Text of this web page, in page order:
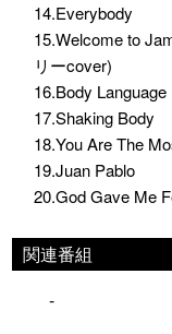
14.Everybody
15.Welcome to
リーcover)
16.Body Language
17.Shaking Body
18.You Are The
19.Juan Pablo
20.God Gave Me
関連番組
-